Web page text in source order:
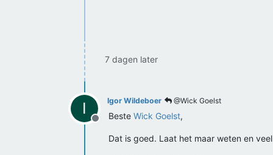
7 dagen later
I
Offline
Igor Wildeboer @Wick Goelst
Beste Wick Goelst,
Dat is goed. Laat het maar weten en